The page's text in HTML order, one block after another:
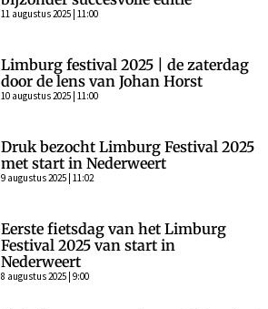
11 augustus 2025 | 11:00
Limburg festival 2025 | de zaterdag
door de lens van Johan Horst
10 augustus 2025 | 11:00
Druk bezocht Limburg Festival 2025
met start in Nederweert
9 augustus 2025 | 11:02
Eerste fietsdag van het Limburg
Festival 2025 van start in
Nederweert
8 augustus 2025 | 9:00